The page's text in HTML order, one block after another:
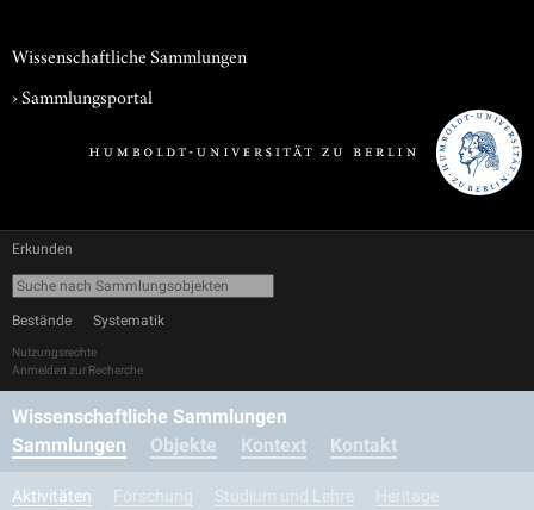
Wissenschaftliche Sammlungen
›Sammlungsportal
Erkunden
Bestände Systematik
Nutzungsrechte
Anmelden zur Recherche
Wissenschaftliche Sammlungen
Sammlungen
Objekte Kontext Kontakt
Aktivitäten Forschung Studium und Lehre
Heritage